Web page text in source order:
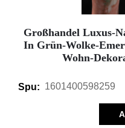
Großhandel Luxus-
In Grün-Wolke-
Wohn-
Spu: 1601400598259